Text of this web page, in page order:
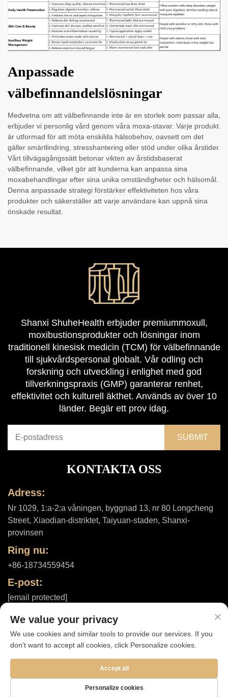
Anpassade
välbefinnandelslösningar
Medvetna om att välbefinnande inte är en storlek som passar alla,
erbjuder vi personlig vård genom våra moxa-stavar. Varje produkt
är utformad för att möta enskilda hälsobehov, oavsett om det
gäller smärtlindring, stresshantering eller stöd under olika årstider.
Vårt tillvägagångssätt betonar vikten av årstidsbaserat
välbefinnande, vilket gör att kunderna kan anpassa sina
moxabehandlingar efter sina unika omständigheter och hälsomål.
Denna anpassade strategi förstärker effektiviteten hos våra
produkter och säkerställer att varje användare kan uppnå sina
önskade resultat.
Shanxi ShuheHealth erbjuder premiummoxull,
moxibustionsprodukter och lösningar inom
traditionell kinesisk medicin (TCM) för välbefinnande
till sjukvårdspersonal globalt. Vår odling och
forskning och utveckling i enlighet med god
tillverkningspraxis (GMP) garanterar renhet,
effektivitet och kulturell äkthet. Används av över 10
länder. Begär ett prov idag.
KONTAKTA OSS
Adress:
Nr 1029, 1:a-2:a våningen, byggnad 13, nr 80 Longcheng
Street, Xiaodian-distriktet, Taiyuan-staden, Shanxi-
provinsen
Ring nu:
+86-18734559454
E-post:
[email protected]
Upphovsrätt © 2025 av Shanxi ShuheHealth Co., Ltd. |
Integritetspolicy
We value your privacy
We use cookies and similar tools to provide our services. If you
don't want to accept all cookies, click Personalize cookies.
Personalize cookies
Accept all